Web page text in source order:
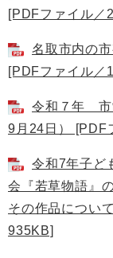
[PDFファイル／
名取市内の
[PDFファイル／
令和７年 市
9月24日） [PDF
令和7年子ど
会『若草物語』
その作品につい
935KB]